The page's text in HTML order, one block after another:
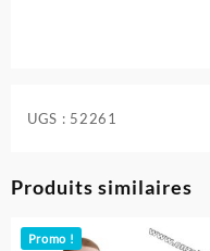
UGS : 52261
Produits similaires
Promo !